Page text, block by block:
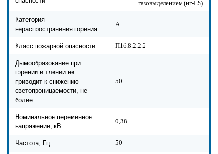
газовыделением (нг-LS)
Категория
нераспространения горения
А
Класс пожарной опасности П1б.8.2.2.2
Дымообразование при
горении и тлении не
приводит к снижению
светопроницаемости, не
более
50
Номинальное переменное
напряжение, кВ
0,38
Частота, Гц 50